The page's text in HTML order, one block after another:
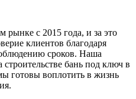
рынке с 2015 года, и за это
клиентов благодаря
сроков. Наша
бань под ключ в
готовы воплотить в жизнь